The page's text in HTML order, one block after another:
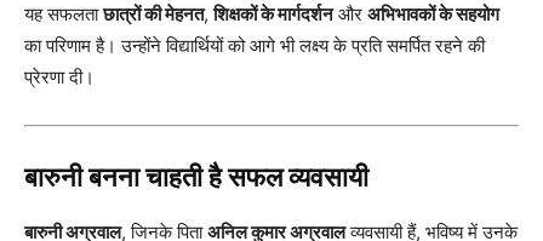
यह सफलताछात्रों की मेहनत,शिक्षकों के मार्गदर्शनऔर अभिभावकों के सहयोग
का परिणाम है। उन्होंने विद्यार्थियों को आगे भी लक्ष्य के प्रति समर्पित रहने की
प्रेरणा दी।
बारुनी बनना चाहती है सफल व्यवसायी
बारुनी अग्रवाल, जिनके पिताअनिल कुमार अग्रवालव्यवसायी हैं, भविष्य में उनके